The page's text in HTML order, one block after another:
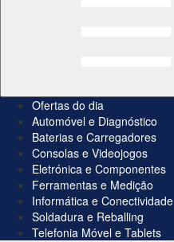
Ofertas do dia
Automóvel e Diagnóstico
Baterias e Carregadores
Consolas e Videojogos
Eletrónica e Componentes
Ferramentas e Medição
Informática e Conectividade
Soldadura e Reballing
Telefonia Móvel e Tablets